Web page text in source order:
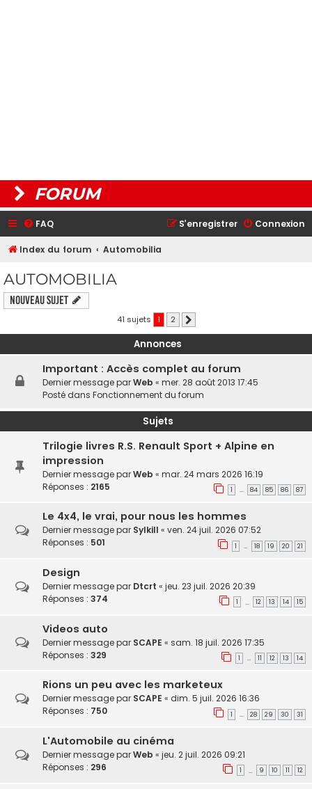
FORUM
FAQ Connexion
S’enregistrer
Index du forum Automobilia
AUTOMOBILIA
Nouveau sujet
41 sujets 1 2
Annonces
Important : Accès complet au forum
Dernier message parWeb « mer. 28 août 2013 17:45
Posté dans Fonctionnement du forum
Sujets
Trilogie livres R.S. Renault Sport + Alpine en
impression
Dernier message parWeb « mar. 24 mars 2026 16:19
Réponses : 2165 1 … 84 85 86 87
Le 4x4, le vrai, pour nous les hommes
Dernier message par Sylkill « ven. 24 juil. 2026 07:52
Réponses : 501 1 … 18 19 20 21
Design
Dernier message par Dtcrt « jeu. 23 juil. 2026 20:39
Réponses : 374 1 … 12 13 14 15
Videos auto
Dernier message par SCAPE « sam. 18 juil. 2026 17:35
Réponses : 329 1 … 11 12 13 14
Rions un peu avec les marketeux
Dernier message par SCAPE « dim. 5 juil. 2026 16:36
Réponses : 750 1 … 28 29 30 31
L'Automobile au cinéma
Dernier message parWeb « jeu. 2 juil. 2026 09:21
Réponses : 296 1 … 9 10 11 12